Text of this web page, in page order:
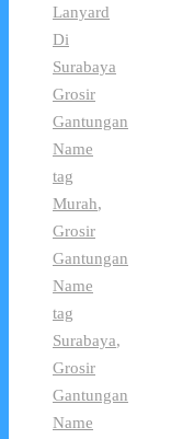
Lanyard
Di
Surabaya
Grosir
Gantungan
Name
tag
Murah,
Grosir
Gantungan
Name
tag
Surabaya,
Grosir
Gantungan
Name